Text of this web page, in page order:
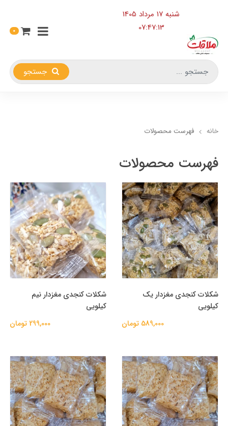
شنبه 17 مرداد 1405
07:47:14
0
خانه فهرست محصولات
فهرست محصولات
شکلات کنجدی مغزدار یک
کیلویی
589,000 تومان
شکلات کنجدی مغزدار نیم
کیلویی
299,000 تومان